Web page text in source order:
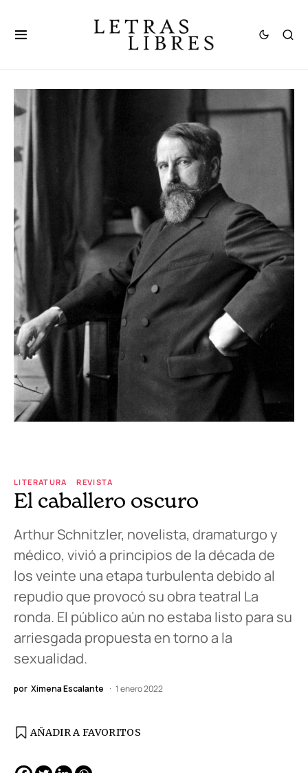
LITERATURA REVISTA
El caballero oscuro
Arthur Schnitzler, novelista, dramaturgo y
médico, vivió a principios de la década de
los veinte una etapa turbulenta debido al
repudio que provocó su obra teatral La
ronda. El público aún no estaba listo para su
arriesgada propuesta en torno a la
sexualidad.
por Ximena Escalante 1 enero 2022
AÑADIR A FAVORITOS